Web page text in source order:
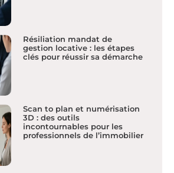
Résiliation mandat de
gestion locative : les étapes
clés pour réussir sa démarche
Scan to plan et numérisation
3D : des outils
incontournables pour les
professionnels de l’immobilier